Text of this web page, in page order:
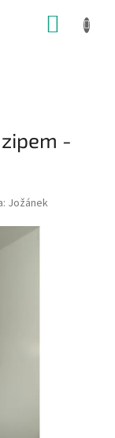
-
Jožánek